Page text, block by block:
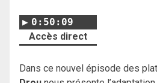
0:50:09
Accès direct
Dans ce nouvel épisode des